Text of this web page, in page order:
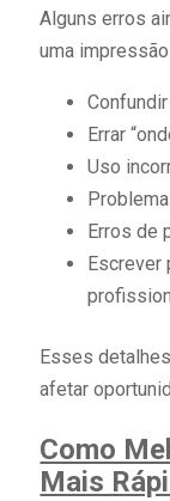
Alguns erros
uma
Confundir
Errar
Uso
Erros de
Escrever
Esses
afetar
Como
Mais